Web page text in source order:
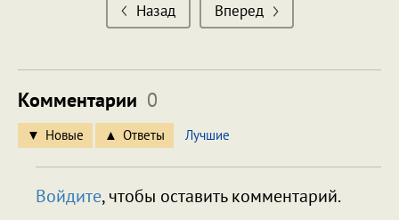
Назад Вперед
Комментарии 0
Новые Ответы Лучшие
Войдите, чтобы оставить комментарий.